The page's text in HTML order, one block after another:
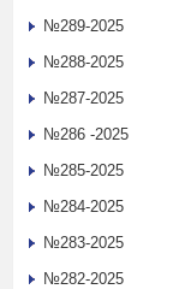
№289-2025
№288-2025
№287-2025
№286 -2025
№285-2025
№284-2025
№283-2025
№282-2025